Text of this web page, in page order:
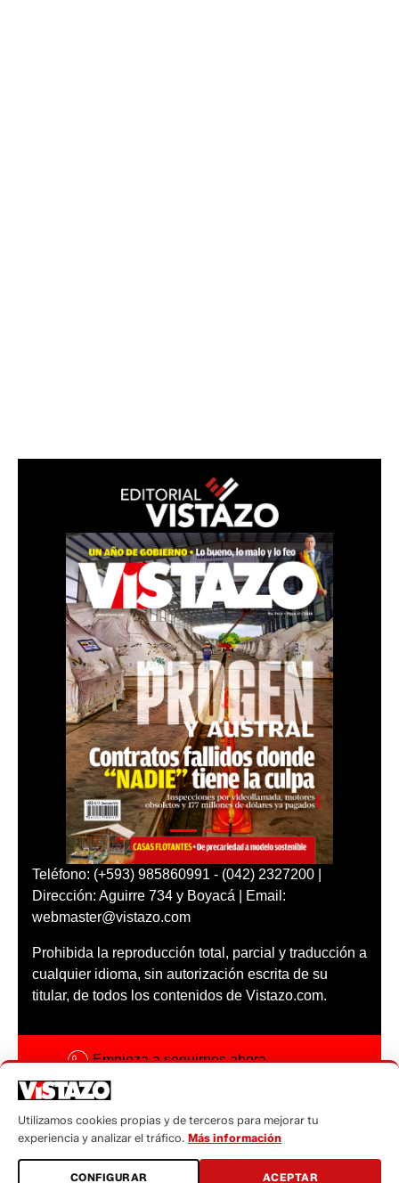
Teléfono: (+593) 985860991 - (042) 2327200 |
Dirección: Aguirre 734 y Boyacá | Email:
webmaster@vistazo.com
Prohibida la reproducción total, parcial y traducción a
cualquier idioma, sin autorización escrita de su
titular, de todos los contenidos de Vistazo.com.
Empieza a seguirnos ahora
Código ética
Sugerencias a:
Utilizamos cookies propias y de terceros para mejorar tu
experiencia y analizar el tráfico. Más información
CONFIGURAR ACEPTAR